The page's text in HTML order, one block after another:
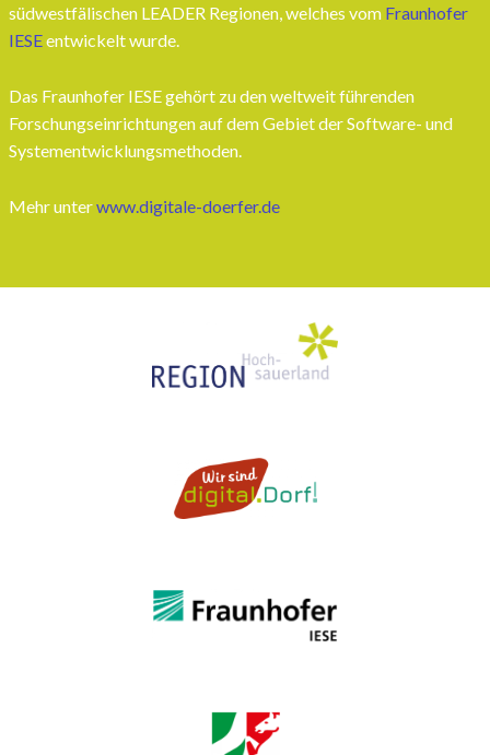
südwestfälischen LEADER Regionen, welches vom Fraunhofer
IESEentwickelt wurde.
Das Fraunhofer IESE gehört zu den weltweit führenden
Forschungseinrichtungen auf dem Gebiet der Software- und
Systementwicklungsmethoden.
Mehr unterwww.digitale-doerfer.de